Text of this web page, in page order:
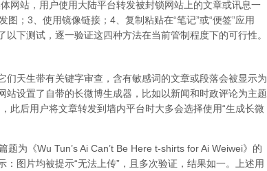
网站，用户使用大陆平台转发被封锁网站上的文章或讯息一
；3、使用镜像链接；4、复制粘贴在“笔记”或“便签”应用
以下测试，逐一验证这四种方法在当前管制程度下的可行性。
天生带有关键字审查，含有敏感词的文章或段落会被显示为
设置了自带的长微博生成器，比如以新闻和时政评论为主题
此后用户将文章转发到墙内平台时大多会选择使用“生成长微
为《Wu Tun’s Ai Can’t Be Here t-shirts for Ai Weiwei》的
图片均被提示“无法上传”，且多次验证，结果如一。上述用